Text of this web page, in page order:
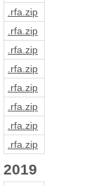
.rfa .zip
.rfa .zip
.rfa .zip
.rfa .zip
.rfa .zip
.rfa .zip
.rfa .zip
.rfa .zip
2019